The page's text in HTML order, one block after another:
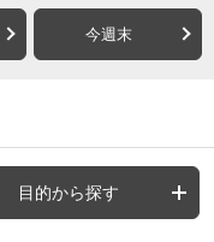
今週末
目的から探す